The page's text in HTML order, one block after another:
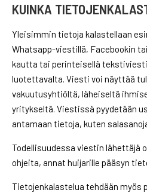
KUINKA
Yleisimmin tietoja kalastellaan
Whatsapp-viestillä, Facebookin
kautta tai perinteisellä
luotettavalta. Viesti voi näyttää
vakuutusyhtiöltä, läheiseltä
yritykseltä. Viestissä pyydetään
antamaan tietoja, kuten
Todellisuudessa viestin lähettäjä
ohjeita, annat huijarille pääsyn
Tietojenkalastelua tehdään myös